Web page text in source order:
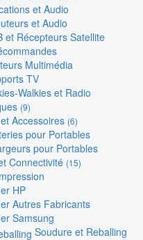
et Audio
et Audio
et Récepteurs Satellite
Multimédia
TV
Walkies et Radio
(9)
Accessoires (6)
pour Portables
pour Portables
Connectivité (15)
HP
Autres Fabricants
Samsung
Soudure et Reballing